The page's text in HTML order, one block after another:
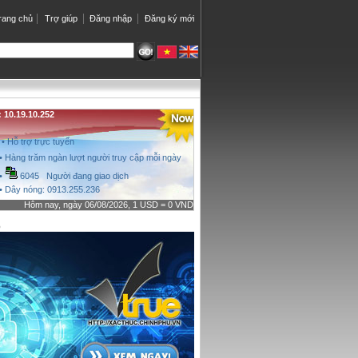
chủ Trợ giúp Đăng nhập Đăng ký mới
10.19.10.252
• Hỗ trợ trực tuyến
• Hàng trăm ngàn lượt người truy cập mỗi ngày
•
6045 Người đang giao dịch
• Dây nóng: 0913.255.236
Hôm nay, ngày 06/08/2026, 1 USD = 0 VND